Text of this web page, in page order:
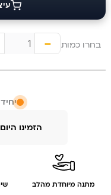
בחרו כמות -
סכין
ארקוס
הזמינו
מתנה מיוחדת מהלב